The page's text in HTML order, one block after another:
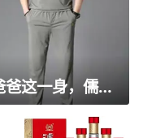
百元出头买一套！父亲节送爸爸这一身，儒雅有型还凉爽